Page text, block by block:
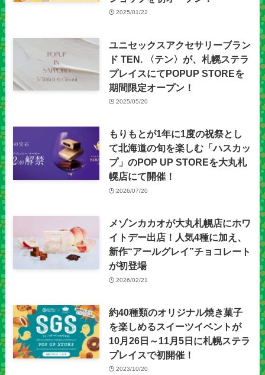
2025/01/22
ユニセックスアクセサリーブラン
ド TEN. 〈テン〉が、札幌ステラ
プレイスにてPOPUP STOREを
期間限定オープン！
2025/05/20
もりもとが1年に1度の祝祭とし
て北海道の旬を楽しむ「ハスカッ
プ」のPOP UP STOREを大丸札
幌店にて開催！
2026/07/20
メゾンカカオが大丸札幌店にホワ
イトデー出店！人気4種に加え、
新作“アールグレイ”チョコレート
が初登場
2026/02/21
約40種類のオリジナル焼き菓子
を楽しめるスイーツイベントが
10月26日～11月5日に札幌ステラ
プレイスで初開催！
2023/10/20